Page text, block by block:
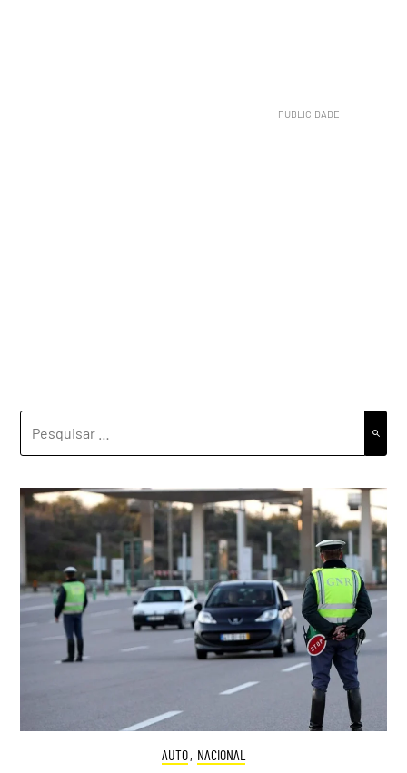
POR:
AUTO, NACIONAL